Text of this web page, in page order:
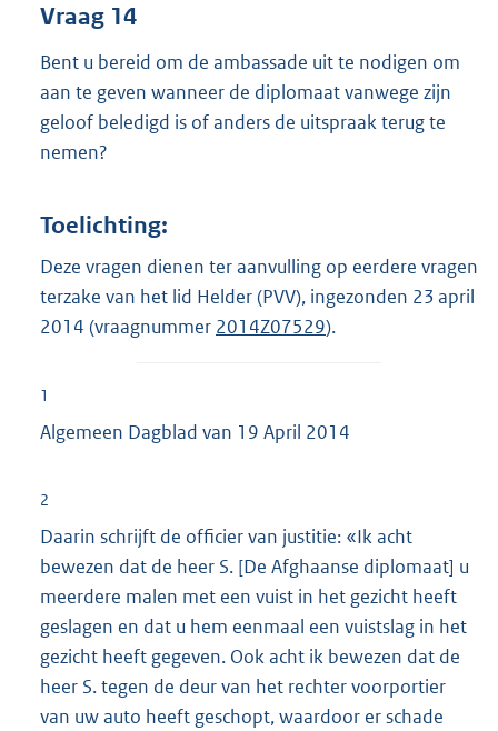
Vraag 14
Bent u bereid om de ambassade uit te nodigen om
aan te geven wanneer de diplomaat vanwege zijn
geloof beledigd is of anders de uitspraak terug te
nemen?
Toelichting:
Deze vragen dienen ter aanvulling op eerdere vragen
terzake van het lid Helder (PVV), ingezonden 23 april
2014 (vraagnummer 2014Z07529).
1
Algemeen Dagblad van 19 April 2014
2
Daarin schrijft de officier van justitie: «Ik acht
bewezen dat de heer S. [De Afghaanse diplomaat] u
meerdere malen met een vuist in het gezicht heeft
geslagen en dat u hem eenmaal een vuistslag in het
gezicht heeft gegeven. Ook acht ik bewezen dat de
heer S. tegen de deur van het rechter voorportier
van uw auto heeft geschopt, waardoor er schade